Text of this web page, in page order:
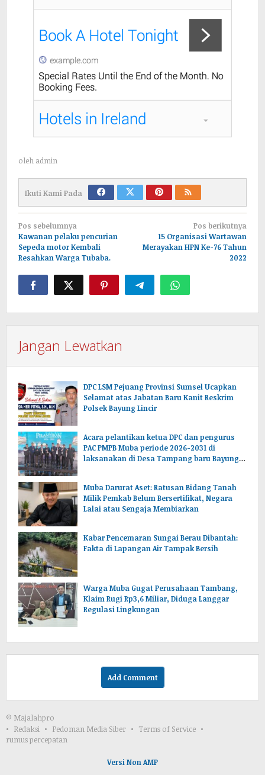
oleh admin
Ikuti Kami Pada
Navigasi
pos
Pos sebelumnya
Kawanan pelaku pencurian
Sepeda motor Kembali
Resahkan Warga Tubaba.
Pos berikutnya
15 Organisasi Wartawan
Merayakan HPN Ke-76 Tahun
2022
Jangan Lewatkan
DPC LSM Pejuang Provinsi Sumsel Ucapkan
Selamat atas Jabatan Baru Kanit Reskrim
Polsek Bayung Lincir
Acara pelantikan ketua DPC dan pengurus
PAC PMPB Muba periode 2026-2031 di
laksanakan di Desa Tampang baru Bayung
Muba Darurat Aset: Ratusan Bidang Tanah
Milik Pemkab Belum Bersertifikat, Negara
Lalai atau Sengaja Membiarkan
Kabar Pencemaran Sungai Berau Dibantah:
Fakta di Lapangan Air Tampak Bersih
Warga Muba Gugat Perusahaan Tambang,
Klaim Rugi Rp3,6 Miliar, Diduga Langgar
Regulasi Lingkungan
Add Comment
© Majalahpro
Redaksi
Pedoman Media Siber
Terms of Service
rumus percepatan
Versi Non AMP